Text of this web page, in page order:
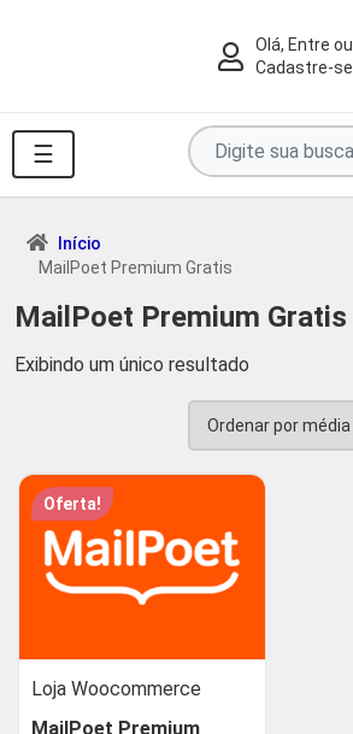
Olá, Entre ou
Cadastre-se
☰
Pesquise
por
produtos
...
Início
MailPoet Premium Gratis
MailPoet Premium Gratis
Exibindo um único resultado
Oferta!
Loja Woocommerce
MailPoet Premium